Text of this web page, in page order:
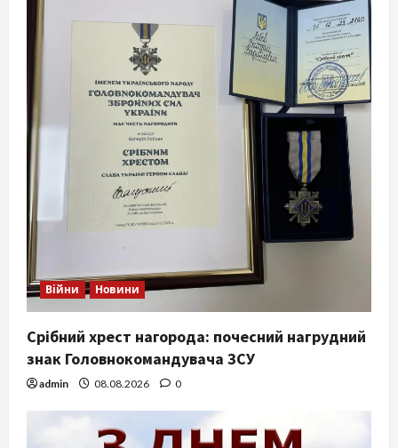
Війни Новини
Срібний хрест нагорода: почесний нагрудний
знак Головнокомандувача ЗСУ
admin 08.08.2026 0